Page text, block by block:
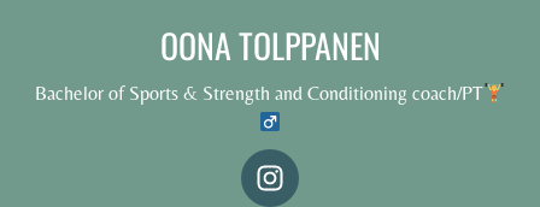
OONA TOLPPANEN
Bachelor of Sports & Strength and Conditioning coach/PT